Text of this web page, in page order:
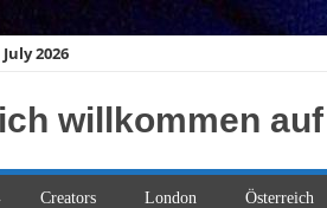
2026
willkommen
Creators London Österreich